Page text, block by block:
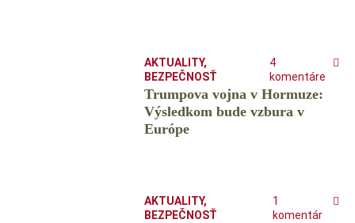
AKTUALITY,
BEZPEČNOSŤ
4
komentáre
Trumpova vojna v Hormuze:
Výsledkom bude vzbura v
Európe
AKTUALITY,
BEZPEČNOSŤ
1
komentár